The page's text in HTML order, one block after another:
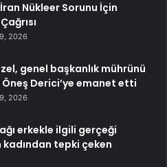
Nükleer Sorunu İçin
2026
genel başkanlık mührünü
Öneş Derici’ye emanet etti
2026
erkekle ilgili gerçeği
kadından tepki çeken